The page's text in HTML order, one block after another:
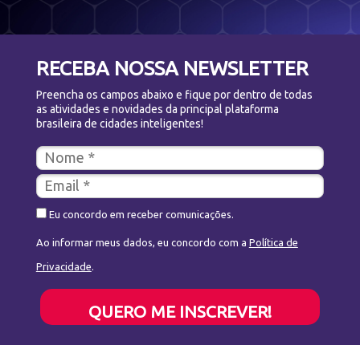
RECEBA NOSSA NEWSLETTER
Preencha os campos abaixo e fique por dentro de todas
as atividades e novidades da principal plataforma
brasileira de cidades inteligentes!
Eu concordo em receber comunicações.
Ao informar meus dados, eu concordo com a Política de
Privacidade
QUERO ME INSCREVER!